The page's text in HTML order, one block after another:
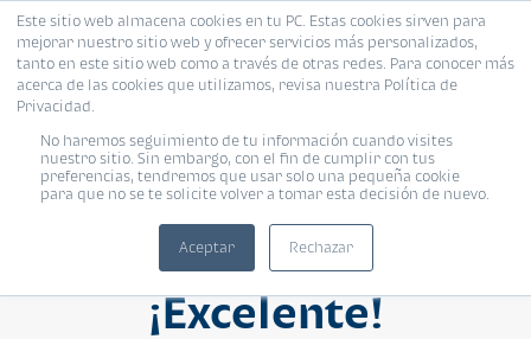
Este sitio web almacena cookies en tu PC. Estas cookies sirven para
mejorar nuestro sitio web y ofrecer servicios más personalizados,
tanto en este sitio web como a través de otras redes. Para conocer más
acerca de las cookies que utilizamos, revisa nuestra Política de
Privacidad.
No haremos seguimiento de tu información cuando visites
nuestro sitio. Sin embargo, con el fin de cumplir con tus
preferencias, tendremos que usar solo una pequeña cookie
para que no se te solicite volver a tomar esta decisión de nuevo.
Aceptar Rechazar
¡Excelente!